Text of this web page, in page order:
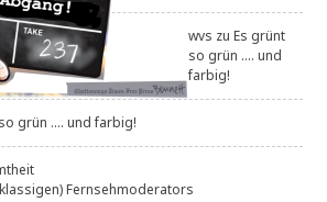
wvs zuEs grünt
so grün .... und
farbig!
grün .... und farbig!
Fernsehmoderators